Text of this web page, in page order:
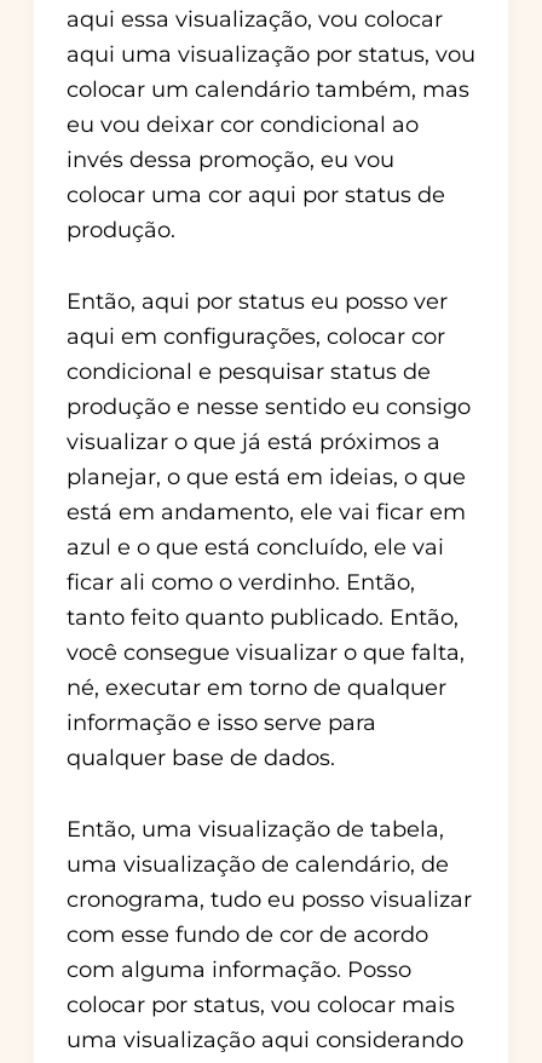
aqui essa visualização, vou colocar
aqui uma visualização por status, vou
colocar um calendário também, mas
eu vou deixar cor condicional ao
invés dessa promoção, eu vou
colocar uma cor aqui por status de
produção.
Então, aqui por status eu posso ver
aqui em configurações, colocar cor
condicional e pesquisar status de
produção e nesse sentido eu consigo
visualizar o que já está próximos a
planejar, o que está em ideias, o que
está em andamento, ele vai ficar em
azul e o que está concluído, ele vai
ficar ali como o verdinho. Então,
tanto feito quanto publicado. Então,
você consegue visualizar o que falta,
né, executar em torno de qualquer
informação e isso serve para
qualquer base de dados.
Então, uma visualização de tabela,
uma visualização de calendário, de
cronograma, tudo eu posso visualizar
com esse fundo de cor de acordo
com alguma informação. Posso
colocar por status, vou colocar mais
uma visualização aqui considerando